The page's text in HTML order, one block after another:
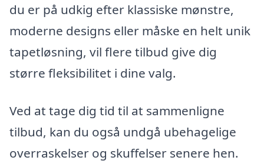
du er på udkig efter klassiske mønstre,
moderne designs eller måske en helt unik
tapetløsning, vil flere tilbud give dig
større fleksibilitet i dine valg.
Ved at tage dig tid til at sammenligne
tilbud, kan du også undgå ubehagelige
overraskelser og skuffelser senere hen.